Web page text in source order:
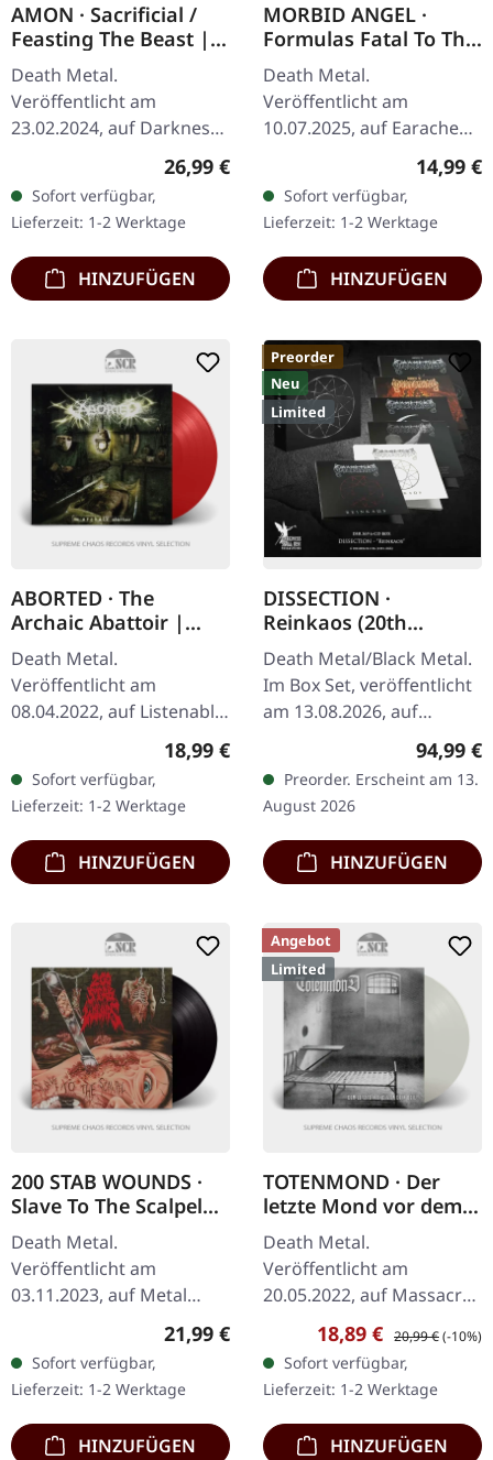
AMON · Sacrificial /
Feasting The Beast |
PICTURE LP
Death Metal.
Veröffentlicht am
23.02.2024, auf Darkness
Shall Rise Productions.
Picture Vinyl im Standard-
Cover mit 4-seitigem 12"-
Insert und…
Regulärer Preis:
26,99 €
Sofort verfügbar,
Lieferzeit: 1-2 Werktage
HINZUFÜGEN
MORBID ANGEL ·
Formulas Fatal To The
Flesh | DIGIPAK CD
Death Metal.
Veröffentlicht am
10.07.2025, auf Earache
Records. CD im Digipak.
"Formulas Fatal To The
Flesh" steht als Morbid
Angels fünftes…
14,99 €
Sofort verfügbar,
Lieferzeit: 1-2 Werktage
HINZUFÜGEN
ABORTED · The
Archaic Abattoir |
TRANSPARENT RED LP
Death Metal.
Veröffentlicht am
08.04.2022, auf Listenable
Records. Transparent
rotes Vinyl im Standard-
Cover mit Insert.
Aborteds viertes Album
"The…
Regulärer Preis:
18,99 €
Sofort verfügbar,
Lieferzeit: 1-2 Werktage
HINZUFÜGEN
Preorder
Neu
Limited
DISSECTION ·
Reinkaos (20th
Anniversary) | 6CD
BOXSET
Death Metal/Black Metal.
Im Box Set, veröffentlicht
am 13.08.2026, auf
Darkness Shall Rise
Productions. Exklusives
Box-Set mit 6 CDs im…
94,99 €
Preorder. Erscheint am 13.
August 2026
HINZUFÜGEN
200 STAB WOUNDS ·
Slave To The Scalpel
(Re-Issue) | BLACK LP
Death Metal.
Veröffentlicht am
03.11.2023, auf Metal
Blade Records. Schwarzes
Scalpel" von 200 Stab
Wounds ist ein…
Regulärer Preis:
21,99 €
Sofort verfügbar,
Lieferzeit: 1-2 Werktage
HINZUFÜGEN
Angebot
Limited
TOTENMOND · Der
letzte Mond vor dem
Beil | CLEAR LP
Death Metal.
Veröffentlicht am
20.05.2022, auf Massacre
Records. Transparentes
Vinyl, limitiert auf 250
Exemplare. Totenmond
waren noch nie eine
Band…
Verkaufspreis:
18,89 € Regulärer Preis:
20,99 €(-10%)
Sofort verfügbar,
Lieferzeit: 1-2 Werktage
HINZUFÜGEN